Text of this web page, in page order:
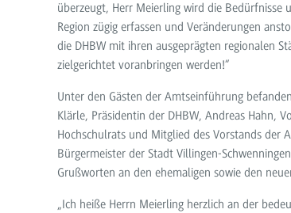
überzeugt, Herr Meierling wird die Bedürfnisse
Region zügig erfassen und Veränderungen
die DHBW mit ihren ausgeprägten regionalen
zielgerichtet voranbringen werden!“
Unter den Gästen der Amtseinführung
Klärle, Präsidentin der DHBW, Andreas Hahn,
Hochschulrats und Mitglied des Vorstands der
Bürgermeister der Stadt Villingen-
Grußworten an den ehemaligen sowie den
„Ich heiße Herrn Meierling herzlich an der